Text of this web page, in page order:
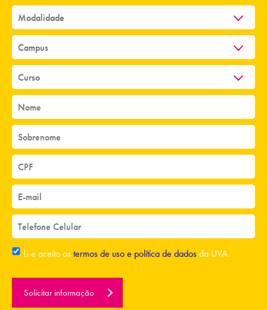
Li e aceito ostermos de uso e política de dadosda UVA.
Solicitar informação